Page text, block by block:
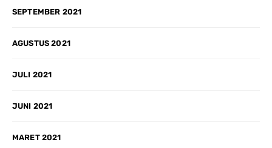
SEPTEMBER 2021
AGUSTUS 2021
JULI 2021
JUNI 2021
MARET 2021